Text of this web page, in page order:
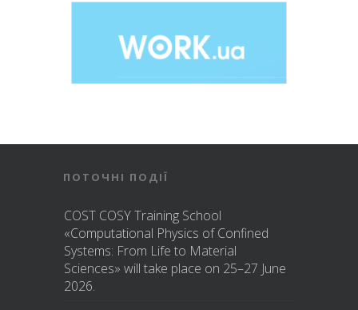
ПОТОЧНІ ПОДІЇ
COST COSY Training School
«Computational Physics of Confined
Systems: From Life to Material
Sciences» will take place on 25–27 June
2026.